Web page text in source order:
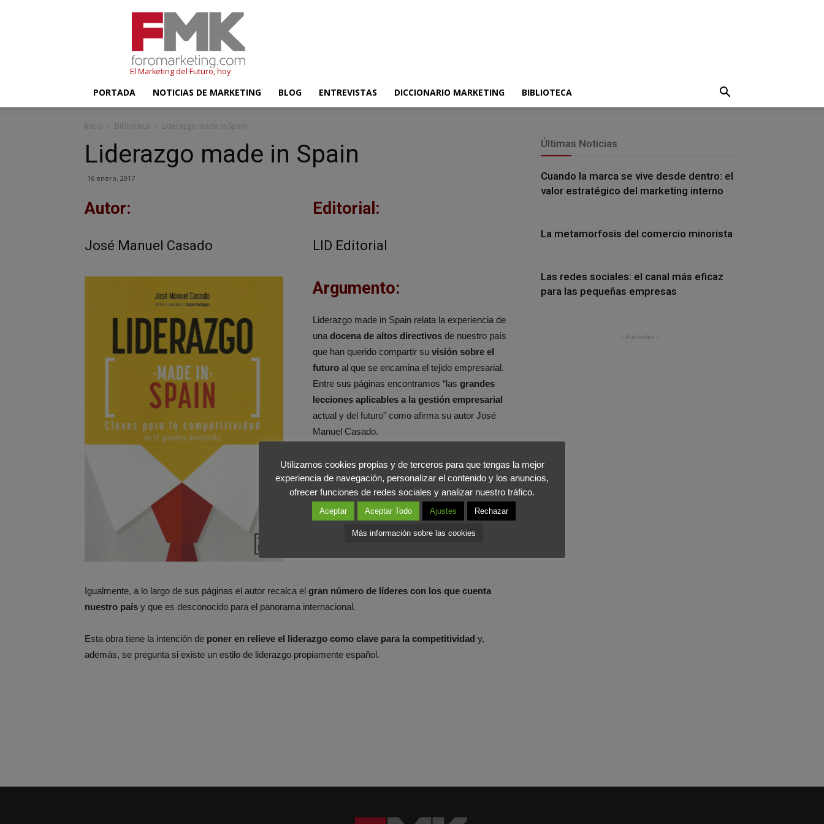
El Marketing del Futuro, hoy
PORTADA NOTICIAS DE MARKETING BLOG ENTREVISTAS DICCIONARIO MARKETING BIBLIOTECA
Inicio Biblioteca Liderazgo made in Spain
Liderazgo made in Spain
16 enero, 2017
Autor:
José Manuel Casado
Editorial:
LID Editorial
Argumento:
Liderazgo made in Spain relata la experiencia de
una docena de altos directivos de nuestro país
que han querido compartir su visión sobre el
futuro al que se encamina el tejido empresarial.
Entre sus páginas encontramos “las grandes
lecciones aplicables a la gestión empresarial
actual y del futuro” como afirma su autor José
Manuel Casado.
En este manual, su autor busca concienciar de la
falta de cultura de liderazgoy la ausencia del
mismo en nuestra sociedad, del mismo modo
que incide en labanalización del términodebido
Igualmente, a lo largo de sus páginas el autor recalca el gran número de líderes con los que cuenta
nuestro país y que es desconocido para el panorama internacional.
Esta obra tiene la intención de poner en relieve el liderazgo como clave para la competitividad y,
además, se pregunta si existe un estilo de liderazgo propiamente español.
Últimas Noticias
Cuando la marca se vive desde dentro: el
valor estratégico del marketing interno
La metamorfosis del comercio minorista
Las redes sociales: el canal más eficaz
para las pequeñas empresas
- Publicidad -
Utilizamos cookies propias y de terceros para que tengas la mejor
experiencia de navegación, personalizar el contenido y los anuncios,
ofrecer funciones de redes sociales y analizar nuestro tráfico.
Aceptar Aceptar Todo Ajustes Rechazar
Más información sobre las cookies